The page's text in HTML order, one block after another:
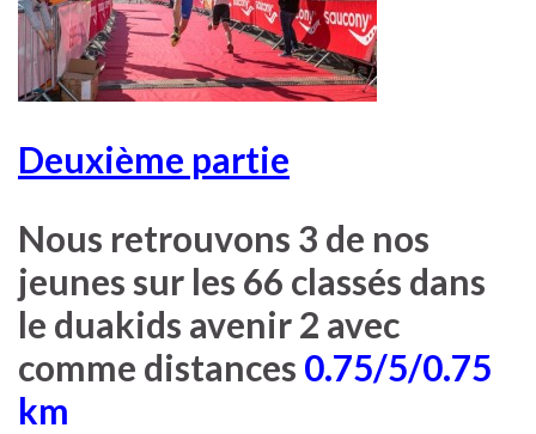
Deuxième partie
Nous retrouvons 3 de nos
jeunes sur les 66 classés dans
le duakids avenir 2 avec
comme distances 0.75/5/0.75
km